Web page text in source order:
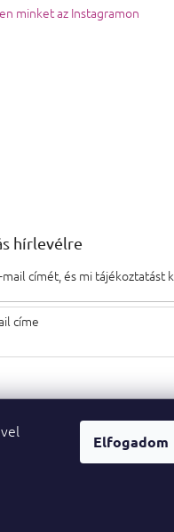
Elfogadom
minket az Instagramon
hírlevélre
mail címét, és mi